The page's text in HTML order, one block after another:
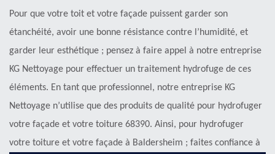
Pour que votre toit et votre façade puissent garder son
étanchéité, avoir une bonne résistance contre l’humidité, et
garder leur esthétique ; pensez à faire appel à notre entreprise
KG Nettoyage pour effectuer un traitement hydrofuge de ces
éléments. En tant que professionnel, notre entreprise KG
Nettoyage n’utilise que des produits de qualité pour hydrofuger
votre façade et votre toiture 68390. Ainsi, pour hydrofuger
votre toiture et votre façade à Baldersheim ; faites confiance à